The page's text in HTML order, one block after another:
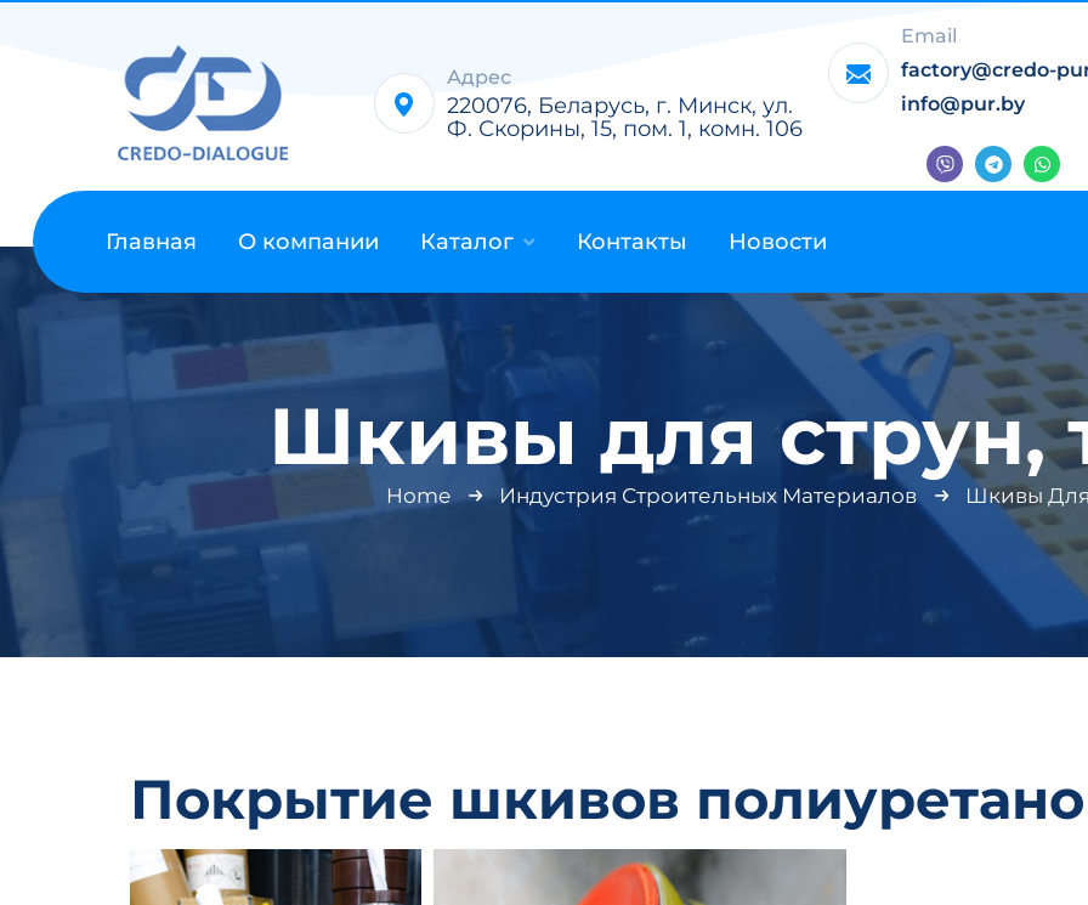
Адрес
220076, Беларусь, г. Минск, ул.
Ф. Скорины, 15, пом. 1, комн. 106
Email
factory@credo-
info@pur.by
Главная О компании Каталог Контакты Новости
Шкивы для струн,
Home Индустрия Строительных Материалов Шкивы Для
Покрытие шкивов